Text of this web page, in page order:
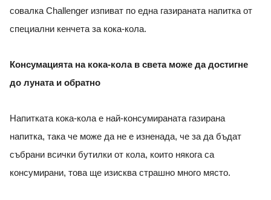
совалка Challenger изпиват по една газираната напитка от
специални кенчета за кока-кола.
Консумацията на кока-кола в света може да достигне
до луната и обратно
Напитката кока-кола е най-консумираната газирана
напитка, така че може да не е изненада, че за да бъдат
събрани всички бутилки от кола, които някога са
консумирани, това ще изисква страшно много място.